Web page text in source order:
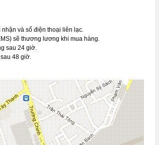
và số điện thoại liên lạc.
sẽ thương lương khi mua hàng.
sau 24 giờ.
48 giờ.